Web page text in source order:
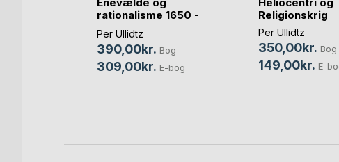
Enevælde og
rationalisme 1650 -
1720
Per Ullidtz
390,00kr. Bog
309,00kr. E-bog
Heliocentri og
Religionskrig
Per Ullidtz
350,00kr. Bog
149,00kr. E-